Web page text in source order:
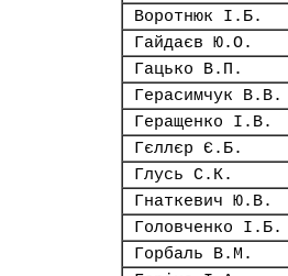
Воротнюк І.Б.
Гайдаєв Ю.О.
Гацько В.П.
Герасимчук В.В.
Геращенко І.В.
Гєллєр Є.Б.
Глусь С.К.
Гнаткевич Ю.В.
Головченко І.Б.
Горбаль В.М.